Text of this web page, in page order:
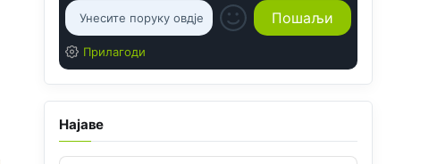
Прилагоди
Најаве